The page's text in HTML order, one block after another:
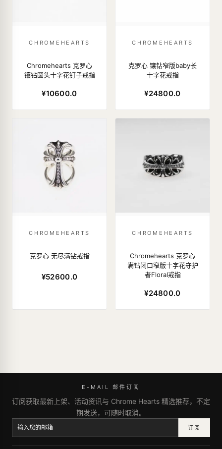
CHROMEHEARTS
Chromehearts 克罗心
镶钻圆头十字花钉子戒指
¥10600.0
CHROMEHEARTS
克罗心 镶钻窄版baby长
十字花戒指
¥24800.0
CHROMEHEARTS
克罗心 无尽满钻戒指
¥52600.0
CHROMEHEARTS
Chromehearts 克罗心
满钻闭口窄版十字花守护
者Floral戒指
¥24800.0
E-MAIL 邮件订阅
订阅获取最新上架、活动资讯与 Chrome Hearts 精选推荐，不定
期发送，可随时取消。
订阅